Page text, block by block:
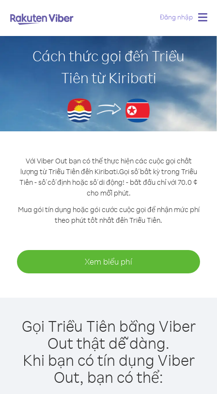
Đăng nhập
Cách thức gọi đến Triều
Tiên từ Kiribati
Với Viber Out bạn có thể thực hiện các cuộc gọi chất
lượng từ Triều Tiên đến Kiribati.Gọi số bất kỳ trong Triều
Tiên - số cố định hoặc số di động! - bắt đầu chỉ với 70.0 ¢
cho mỗi phút.
Mua gói tín dụng hoặc gói cước cuộc gọi để nhận mức phí
theo phút tốt nhất đến Triều Tiên.
Xem biểu phí
Gọi Triều Tiên bằng Viber
Out thật dễ dàng.
Khi bạn có tín dụng Viber
Out, bạn có thể: